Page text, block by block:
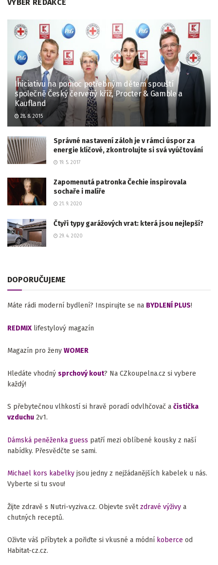
VÝBĚR REDAKCE
Iniciativu na pomoc potřebným dětem spouští
společně Český červený kříž, Procter & Gamble a
Kaufland
28. 8. 2015
Správné nastavení záloh je v rámci úspor za
energie klíčové, zkontrolujte si svá vyúčtování
19. 5. 2017
Zapomenutá patronka Čechie inspirovala
sochaře i malíře
21. 9. 2020
Čtyři typy garážových vrat: která jsou nejlepší?
29. 4. 2020
DOPORUČUJEME
Máte rádi moderní bydlení? Inspirujte se na BYDLENÍ PLUS!
REDMIX lifestylový magazín
Magazín pro ženy WOMER
Hledáte vhodný sprchový kout? Na CZkoupelna.cz si vybere
každý!
S přebytečnou vlhkostí si hravě poradí odvlhčovač a čistička
vzduchu 2v1.
Dámská peněženka guess patří mezi oblíbené kousky z naší
nabídky. Přesvědčte se sami.
Michael kors kabelky jsou jedny z nejžádanějších kabelek u nás.
Vyberte si tu svou!
Žijte zdravě s Nutri-vyziva.cz. Objevte světzdravé výživy a
chutných receptů.
Oživte váš příbytek a pořiďte si vkusné a módní koberce od
Habitat-cz.cz.